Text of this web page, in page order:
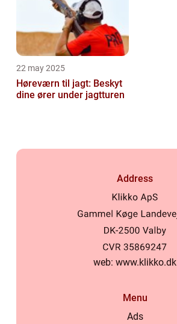
22 may 2025
Høreværn til jagt: Beskyt
dine ører under jagtturen
Address
web: www.klikko.dk
Menu
Ads